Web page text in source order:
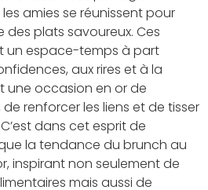
amies se réunissent pour
plats savoureux. Ces
un espace-temps à part
aux rires et à la
une occasion en or de
renforcer les liens et de tisser
dans cet esprit de
la tendance du brunch au
inspirant non seulement de
mais aussi de